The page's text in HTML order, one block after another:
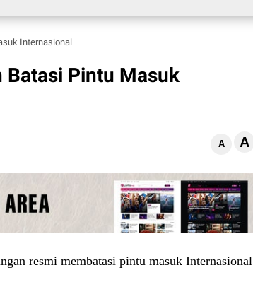
Internasional
Batasi Pintu Masuk
A A
resmi membatasi pintu masuk Internasional